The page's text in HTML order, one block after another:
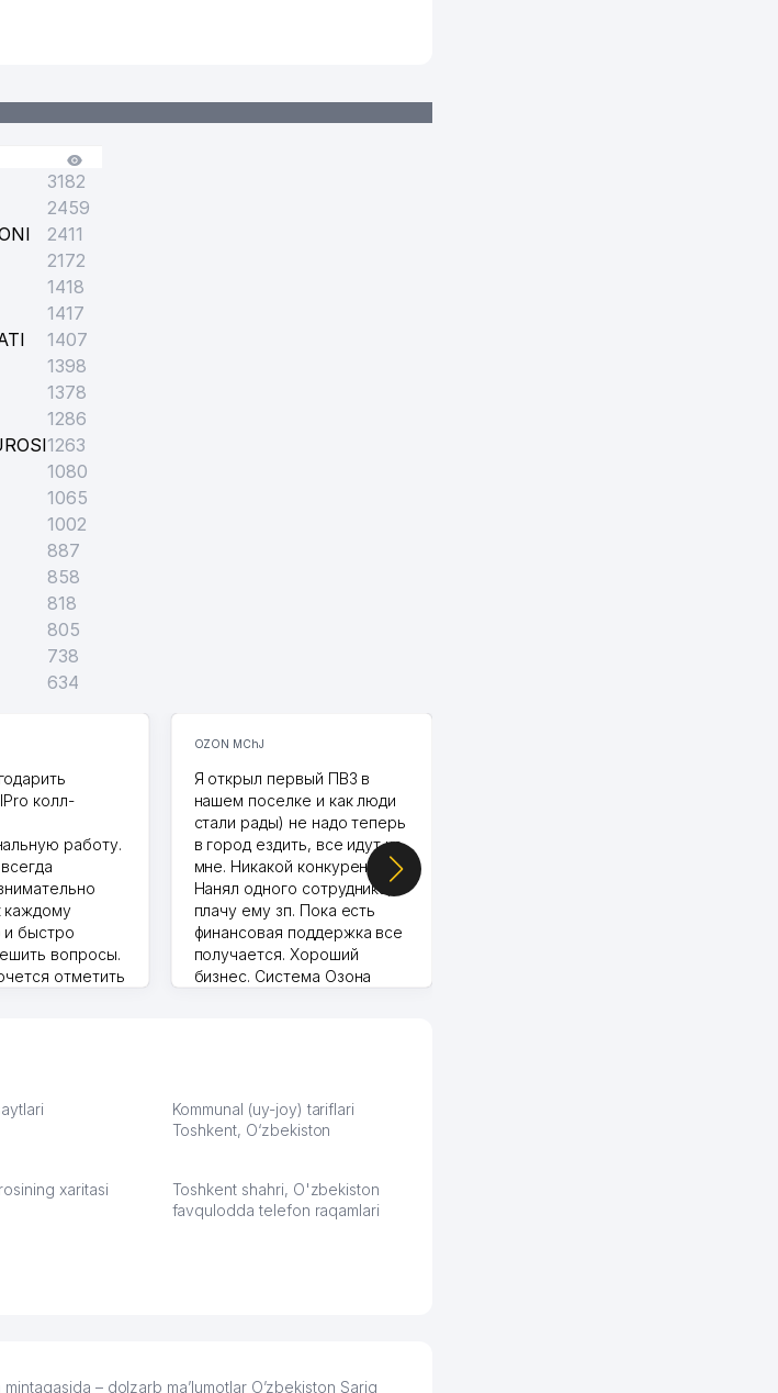
3182
2459
2411
2172
1418
1417
1407
1398
1378
1286
1263
1080
1065
1002
887
858
818
805
738
634
колл-
работу.
каждому
быстро
вопросы.
отметить
клиентов.
11:43:39
OZON MChJ
Я открыл первый ПВЗ в
нашем поселке и как люди
стали рады) не надо теперь
в город ездить, все идут ко
мне. Никакой конкуренции.
Нанял одного сотрудника,
плачу ему зп. Пока есть
финансовая поддержка все
получается. Хороший
бизнес. Система Озона
тут у нас уже есть ПВЗ.
Выгодное дело и
Kommunal (uy-joy) tariflari
Toshkent, O‘zbekiston
xaritasi
Toshkent shahri, O'zbekiston
favqulodda telefon raqamlari
– dolzarb ma’lumotlar O’zbekiston Sariq